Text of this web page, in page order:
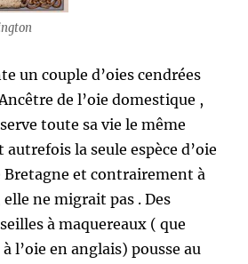
un couple d’oies cendrées
de l’oie domestique ,
toute sa vie le même
autrefois la seule espèce d’oie
Bretagne et contrairement à
elle ne migrait pas . Des
à maquereaux ( que
l’oie en anglais) pousse au